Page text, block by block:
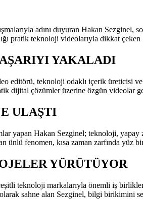
adını duyuran Hakan Sezginel,
pratik teknoloji videolarıyla dikkat çeken
YAKALADI
editörü, teknoloji odaklı içerik
dijital çözümler üzerine özgün
ULAŞTI
yapan Hakan Sezginel; teknoloji,
ünlü fenomen, kısa zaman zarfında yüz
YÜRÜTÜYOR
teknoloji markalarıyla önemli iş
sahne alan Sezginel, bilgi birikimini